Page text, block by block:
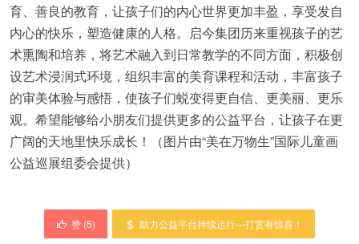
育、善良的教育，让孩子们的内心世界更加丰盈，享受发自
内心的快乐，塑造健康的人格。启今集团历来重视孩子的艺
术熏陶和培养，将艺术融入到日常教学的不同方面，积极创
设艺术浸润式环境，组织丰富的美育课程和活动，丰富孩子
的审美体验与感悟，使孩子们蜕变得更自信、更美丽、更乐
观。希望能够给小朋友们提供更多的公益平台，让孩子在更
广阔的天地里快乐成长！（图片由“美在万物生”国际儿童画
公益巡展组委会提供）
赞 (5) 助力公益平台持续运行---打赏有惊喜！